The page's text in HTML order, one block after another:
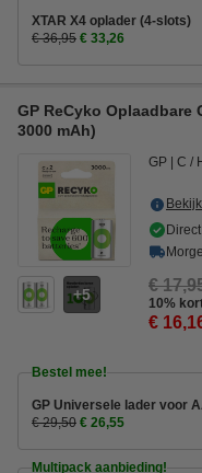
XTAR X4 oplader (4-slots)
€ 36,95 € 33,26
GP ReCyko Oplaadbare
3000 mAh)
5
GP C /
€
10%
€
Bestel mee!
GP Universele lader voor
€ 29,50 € 26,55
Multipack aanbieding!